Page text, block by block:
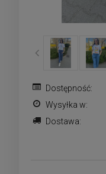
Dostępność:
Wysyłka w:
Dostawa:
Cena nie zawiera